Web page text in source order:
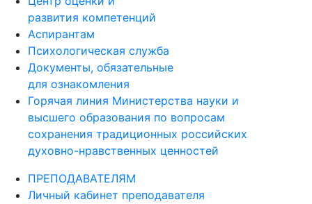
развития компетенций
Аспирантам
Психологическая служба
Документы, обязательные
для ознакомления
Горячая линия Министерства науки и
высшего образования по вопросам
сохранения традиционных российских
духовно-нравственных ценностей
ПРЕПОДАВАТЕЛЯМ
Личный кабинет преподавателя